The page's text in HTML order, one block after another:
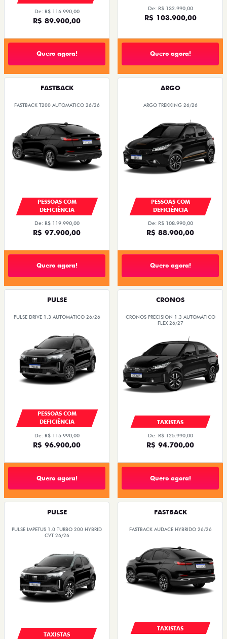
De: R$ 116.990,00
R$ 89.900,00
Quero agora!
De: R$ 132.990,00
R$ 103.900,00
Quero agora!
FASTBACK
FASTBACK T200 AUTOMÁTICO 26/26
PESSOAS COM
DEFICIÊNCIA
De: R$ 119.990,00
R$ 97.900,00
Quero agora!
ARGO
ARGO TREKKING 26/26
PESSOAS COM
DEFICIÊNCIA
De: R$ 108.990,00
R$ 88.900,00
Quero agora!
PULSE
PULSE DRIVE 1.3 AUTOMÁTICO 26/26
PESSOAS COM
DEFICIÊNCIA
De: R$ 115.990,00
R$ 96.900,00
Quero agora!
CRONOS
CRONOS PRECISION 1.3 AUTOMÁTICO
FLEX 26/27
TAXISTAS
De: R$ 125.990,00
R$ 94.700,00
Quero agora!
PULSE
PULSE IMPETUS 1.0 TURBO 200 HYBRID
CVT 26/26
TAXISTAS
FASTBACK
FASTBACK AUDACE HYBRIDO 26/26
TAXISTAS